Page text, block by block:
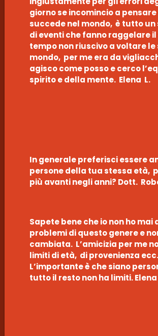
giorno se incomincio a
succede nel mondo, è tutto un
di eventi che fanno raggelare
tempo non riuscivo a voltare
mondo, per me era da
agisco come posso e cerco
spirito e della mente. Elena L.
In generale preferisci essere
persone della tua stessa età,
più avanti negli anni? Dott.
Sapete bene che io non ho mai
problemi di questo genere e
cambiata. L’amicizia per me
limiti di età, di provenienza ecc.
L’importante è che siano
tutto il resto non ha limiti. Elena